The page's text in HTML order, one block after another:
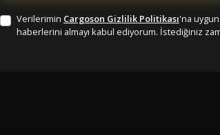
Verilerimin Cargoson Gizlilik Politikası'na
haberlerini almayı kabul ediyorum. İstediğiniz